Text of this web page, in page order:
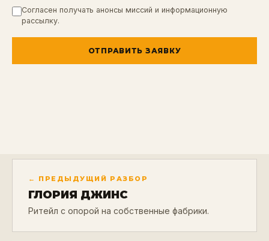
Согласен получать анонсы миссий и информационную
рассылку.
ОТПРАВИТЬ ЗАЯВКУ
← ПРЕДЫДУЩИЙ РАЗБОР
ГЛОРИЯ ДЖИНС
Ритейл с опорой на собственные фабрики.